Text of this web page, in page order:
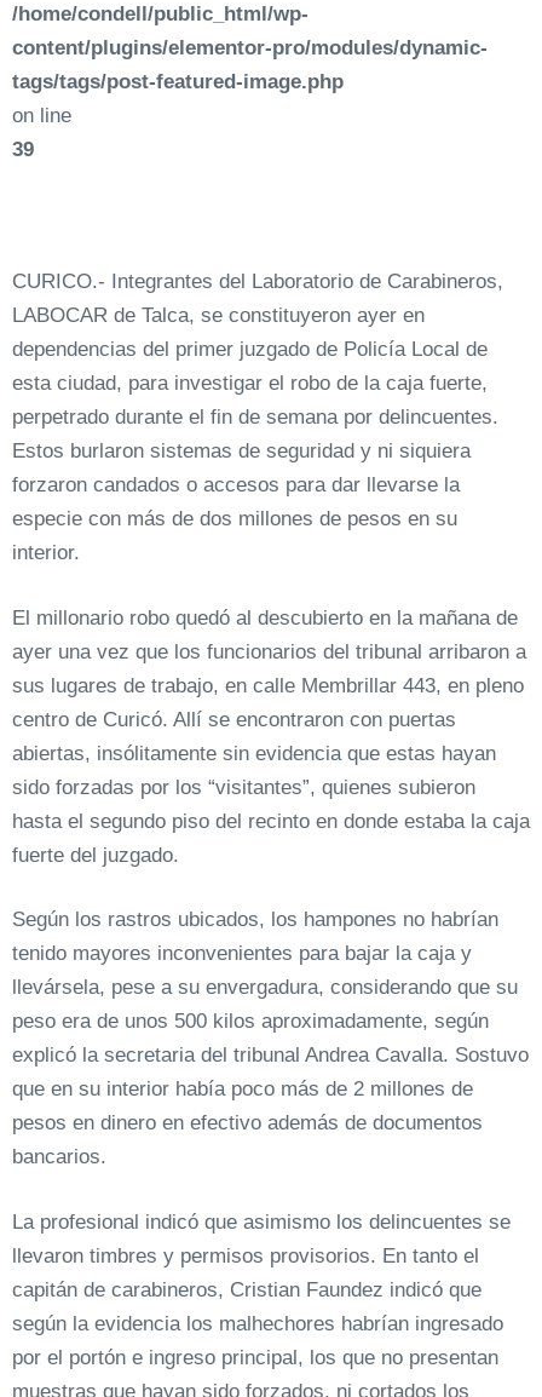
/home/condell/public_html/wp-
content/plugins/elementor-pro/modules/dynamic-
tags/tags/post-featured-image.php
on line
39
CURICO.- Integrantes del Laboratorio de Carabineros,
LABOCAR de Talca, se constituyeron ayer en
dependencias del primer juzgado de Policía Local de
esta ciudad, para investigar el robo de la caja fuerte,
perpetrado durante el fin de semana por delincuentes.
Estos burlaron sistemas de seguridad y ni siquiera
forzaron candados o accesos para dar llevarse la
especie con más de dos millones de pesos en su
interior.
El millonario robo quedó al descubierto en la mañana de
ayer una vez que los funcionarios del tribunal arribaron a
sus lugares de trabajo, en calle Membrillar 443, en pleno
centro de Curicó. Allí se encontraron con puertas
abiertas, insólitamente sin evidencia que estas hayan
sido forzadas por los “visitantes”, quienes subieron
hasta el segundo piso del recinto en donde estaba la caja
fuerte del juzgado.
Según los rastros ubicados, los hampones no habrían
tenido mayores inconvenientes para bajar la caja y
llevársela, pese a su envergadura, considerando que su
peso era de unos 500 kilos aproximadamente, según
explicó la secretaria del tribunal Andrea Cavalla. Sostuvo
que en su interior había poco más de 2 millones de
pesos en dinero en efectivo además de documentos
bancarios.
La profesional indicó que asimismo los delincuentes se
llevaron timbres y permisos provisorios. En tanto el
capitán de carabineros, Cristian Faundez indicó que
según la evidencia los malhechores habrían ingresado
por el portón e ingreso principal, los que no presentan
muestras que hayan sido forzados, ni cortados los